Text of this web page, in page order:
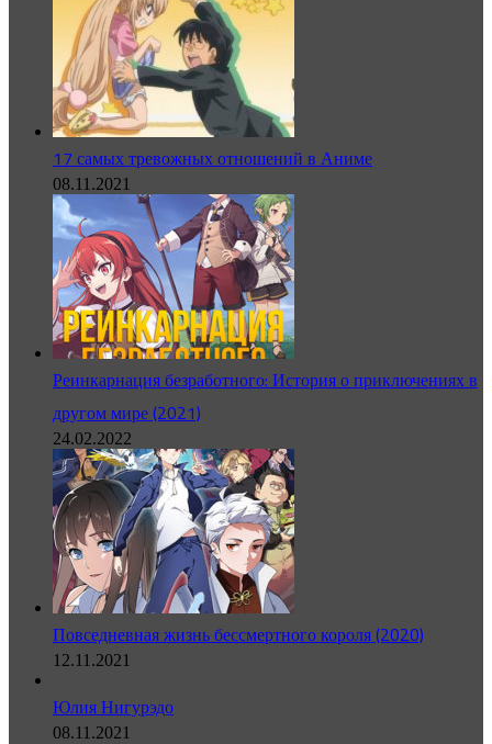
17 самых тревожных отношений в Аниме
08.11.2021
Реинкарнация безработного: История о приключениях в
другом мире (2021)
24.02.2022
Повседневная жизнь бессмертного короля (2020)
12.11.2021
Юлия Нигурэдо
08.11.2021